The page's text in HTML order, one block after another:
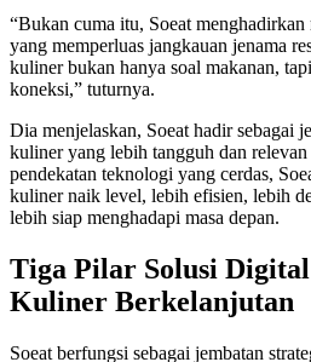
“Bukan cuma itu, Soeat
yang memperluas jangkauan jenama
kuliner bukan hanya soal makanan,
koneksi,” tuturnya.
Dia menjelaskan, Soeat hadir sebagai
kuliner yang lebih tangguh dan
pendekatan teknologi yang cerdas,
kuliner naik level, lebih efisien, lebih
lebih siap menghadapi masa depan.
Tiga Pilar Solusi
Kuliner Berkelanjutan
Soeat berfungsi sebagai jembatan